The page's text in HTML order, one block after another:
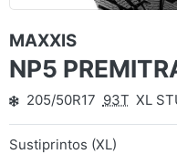
MAXXIS
NP5
205/50R17 93T XL
Sustiprintos (XL)